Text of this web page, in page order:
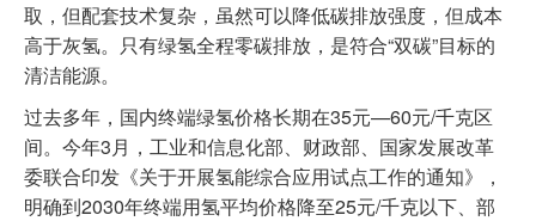
取，但配套技术复杂，虽然可以降低碳排放强度，但成本
高于灰氢。只有绿氢全程零碳排放，是符合“双碳”目标的
清洁能源。
过去多年，国内终端绿氢价格长期在35元—60元/千克区
间。今年3月，工业和信息化部、财政部、国家发展改革
委联合印发《关于开展氢能综合应用试点工作的通知》，
明确到2030年终端用氢平均价格降至25元/千克以下、部